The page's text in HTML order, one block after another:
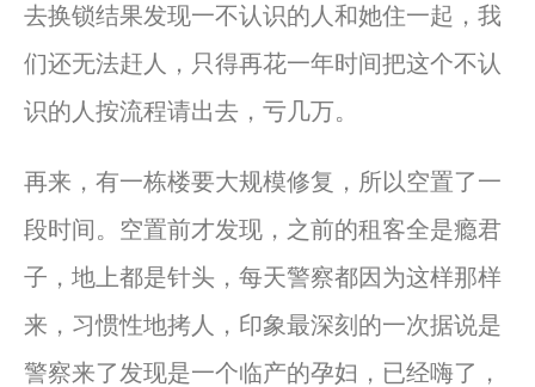
去换锁结果发现一不认识的人和她住一起，我
们还无法赶人，只得再花一年时间把这个不认
识的人按流程请出去，亏几万。
再来，有一栋楼要大规模修复，所以空置了一
段时间。空置前才发现，之前的租客全是瘾君
子，地上都是针头，每天警察都因为这样那样
来，习惯性地拷人，印象最深刻的一次据说是
警察来了发现是一个临产的孕妇，已经嗨了，